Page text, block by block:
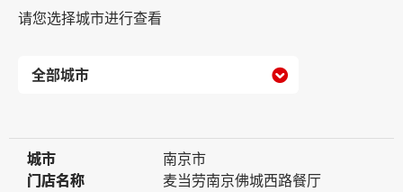
请您选择城市进行查看

城市
城市
南京市
门店名称
门店名称
麦当劳南京佛城西路餐厅